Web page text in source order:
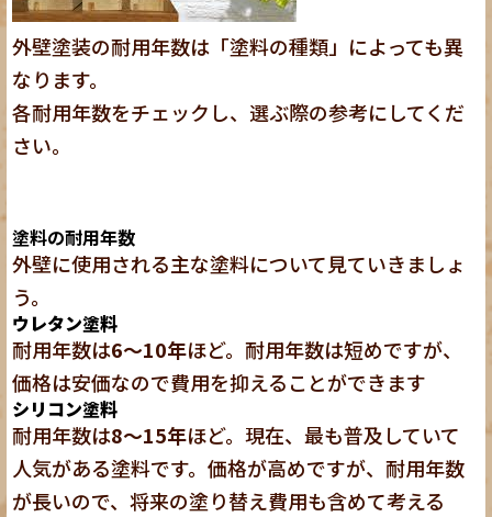
外壁塗装の耐用年数は「塗料の種類」によっても異
なります。
各耐用年数をチェックし、選ぶ際の参考にしてくだ
さい。
塗料の耐用年数
外壁に使用される主な塗料について見ていきましょ
う。
ウレタン塗料
耐用年数は6～10年ほど。耐用年数は短めですが、
価格は安価なので費用を抑えることができます
シリコン塗料
耐用年数は8～15年ほど。現在、最も普及していて
人気がある塗料です。価格が高めですが、耐用年数
が長いので、将来の塗り替え費用も含めて考える